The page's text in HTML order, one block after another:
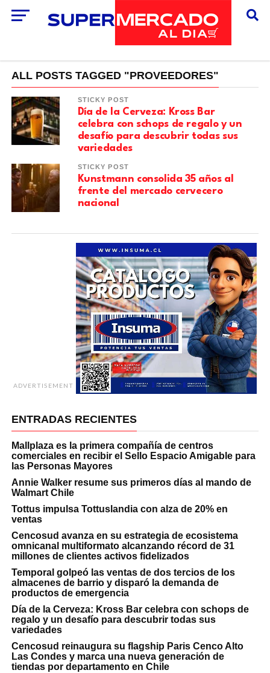
ALL POSTS TAGGED "PROVEEDORES"
STICKY POST
Día de la Cerveza: Kross Bar
celebra con schops de regalo y un
desafío para descubrir todas sus
variedades
STICKY POST
Kunstmann consolida 35 años al
frente del mercado cervecero
nacional
ADVERTISEMENT
ENTRADAS RECIENTES
Mallplaza es la primera compañía de centros
comerciales en recibir el Sello Espacio Amigable para
las Personas Mayores
Annie Walker resume sus primeros días al mando de
Walmart Chile
Tottus impulsa Tottuslandia con alza de 20% en
ventas
Cencosud avanza en su estrategia de ecosistema
omnicanal multiformato alcanzando récord de 31
millones de clientes activos fidelizados
Temporal golpeó las ventas de dos tercios de los
almacenes de barrio y disparó la demanda de
productos de emergencia
Día de la Cerveza: Kross Bar celebra con schops de
regalo y un desafío para descubrir todas sus
variedades
Cencosud reinaugura su flagship Paris Cenco Alto
Las Condes y marca una nueva generación de
tiendas por departamento en Chile